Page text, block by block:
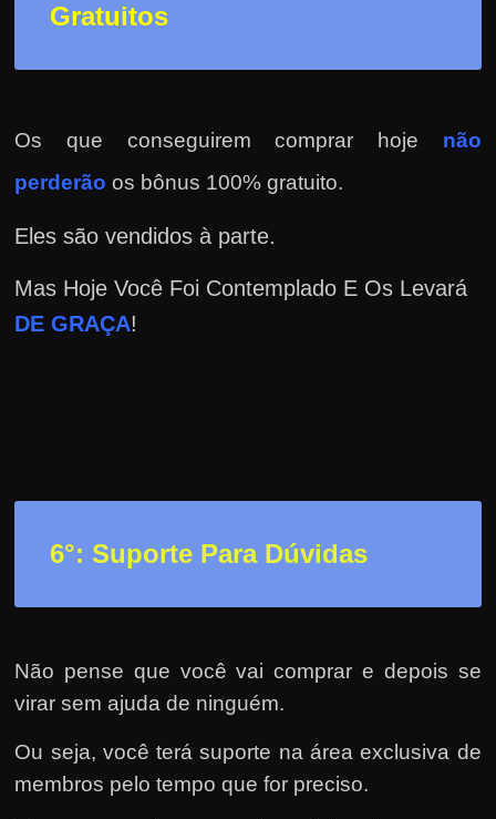
Gratuitos
Os que conseguirem comprar hoje não
perderão os bônus 100% gratuito.
Eles são vendidos à parte.
Mas Hoje Você Foi Contemplado E Os Levará
DE GRAÇA!
6°: Suporte Para Dúvidas
Não pense que você vai comprar e depois se
virar sem ajuda de ninguém.
Ou seja, você terá suporte na área exclusiva de
membros pelo tempo que for preciso.